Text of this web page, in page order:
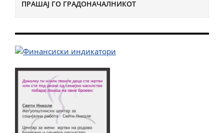
ПРАШАЈ ГО ГРАДОНАЧАЛНИКОТ